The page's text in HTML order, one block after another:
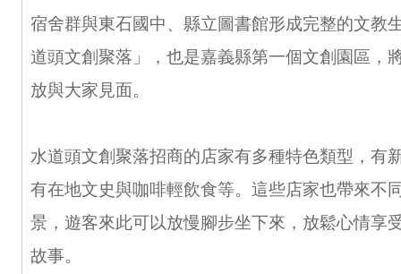
宿舍群與東石國中、縣立圖書館形成完整的文教
道頭文創聚落」，也是嘉義縣第一個文創園區，
放與大家見面。
水道頭文創聚落招商的店家有多種特色類型，有
有在地文史與咖啡輕飲食等。這些店家也帶來不
景，遊客來此可以放慢腳步坐下來，放鬆心情享
故事。